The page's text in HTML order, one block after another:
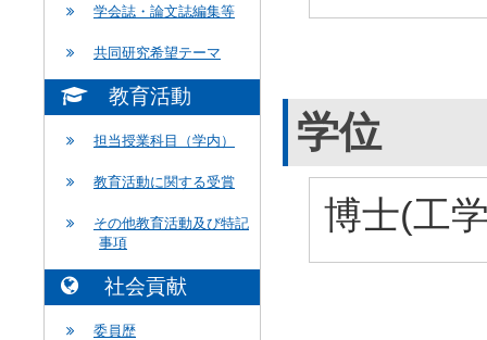
学会誌・論文誌編集等
共同研究希望テーマ
教育活動
担当授業科目（学内）
教育活動に関する受賞
その他教育活動及び特記
事項
社会貢献
委員歴
学位
博士(工